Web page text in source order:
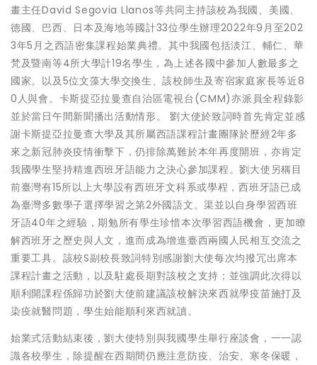
畫主任David Segovia Llanos等共同主持該校為我國、美國、
德國、巴西、日本及海地等國計33位學生辦理2022年9月至202
3年5月之西語密集課程始業典禮。其中我國包括淡江、輔仁、華
梵及暨南等4所大學計19名學生，為上述各國中參加人數最多之
國家。以及5位文藻大學交換生、該校師生及寄宿家庭家長等近8
0人與會。卡斯提亞拉曼查自治區電視台(CMM)亦派員全程錄影
並於當日午間新聞播出活動情形。 劉大使於致詞時首先肯定並感
謝卡斯提亞拉曼查大學及其所屬西語課程計畫團隊於歷經2年多
來之新冠肺炎疫情衝擊下，仍排除萬難於本年再度開班，亦肯定
我國學生堅持精進西班牙語能力之決心參加課程。劉大使另稱目
前臺灣有15所以上大學設有西班牙文科系或學程，西班牙語已成
為臺灣多數學子選擇學習之第2外國語文。渠並以自身學習西班
牙語40年之經驗，期勉所有學生珍惜本次學習西語機會，更加瞭
解西班牙之歷史與人文，進而成為增進臺西兩國人民相互交流之
重要工具。該校S副校長致詞特別感謝劉大使每次均撥冗出席本
課程計畫之活動，以及駐處長期對該校之支持；並強調此次得以
順利開課程係歸功於劉大使前建議該校解決來西就學疫苗施打及
染疫就醫問題，學生始能順利來西就讀。
始業式活動結束後，劉大使特別與我國學生舉行座談會，一一認
識各校學生，除提醒在西期間仍應注意防疫、治安、寒冬保暖，